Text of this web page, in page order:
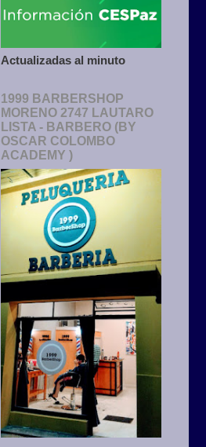
Actualizadas al minuto
1999 BARBERSHOP
MORENO 2747 LAUTARO
LISTA - BARBERO (BY
OSCAR COLOMBO
ACADEMY )